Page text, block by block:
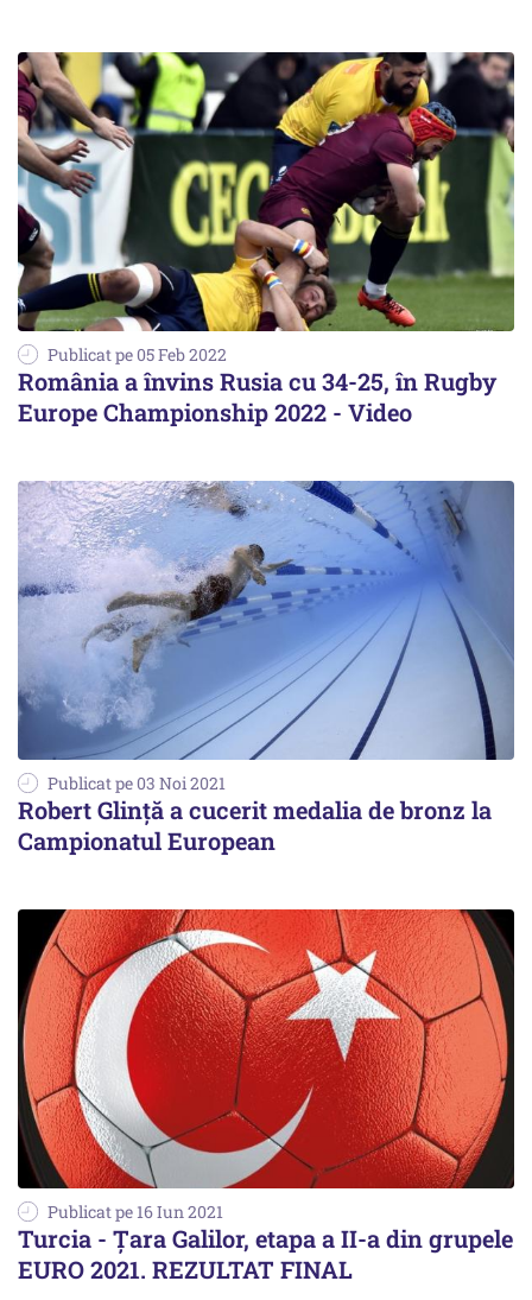
Publicat pe 05 Feb 2022
România a învins Rusia cu 34-25, în Rugby
Europe Championship 2022 - Video
Publicat pe 03 Noi 2021
Robert Glință a cucerit medalia de bronz la
Campionatul European
Publicat pe 16 Iun 2021
Turcia - Ţara Galilor, etapa a II-a din grupele
EURO 2021. REZULTAT FINAL